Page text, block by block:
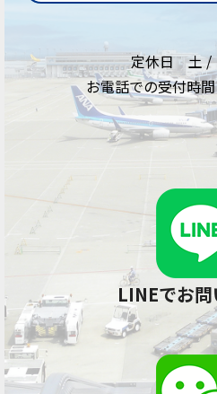
定休日 土 /
お電話での受付時
LINEでお